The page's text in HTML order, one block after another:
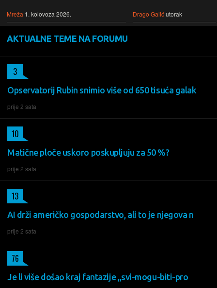
Mreža 1. kolovoza 2026. Drago Galićutorak
AKTUALNE TEME NA FORUMU
Opservatorij Rubin snimio više od 650 tisuća galak
prije 2 sata
3
Matične ploče uskoro poskupljuju za 50 %?
prije 2 sata
10
AI drži američko gospodarstvo, ali to je njegova n
prije 2 sata
13
Je li više došao kraj fantazije „svi-mogu-biti-pro
76